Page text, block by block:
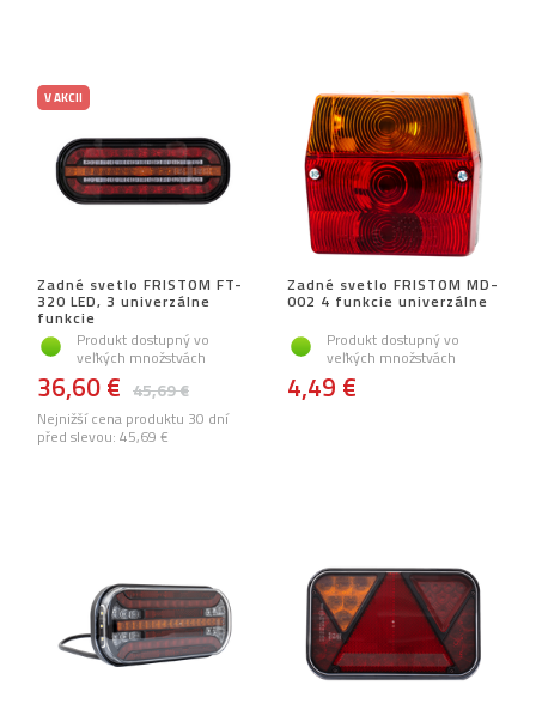
V AKCII
Zadné svetlo FRISTOM FT-
320 LED, 3 univerzálne
funkcie
Produkt dostupný vo
veľkých množstvách
45,69 €
36,60 €
Nejnižší cena produktu 30 dní
před slevou: 45,69 €
Zadné svetlo FRISTOM MD-
002 4 funkcie univerzálne
Produkt dostupný vo
veľkých množstvách
4,49 €